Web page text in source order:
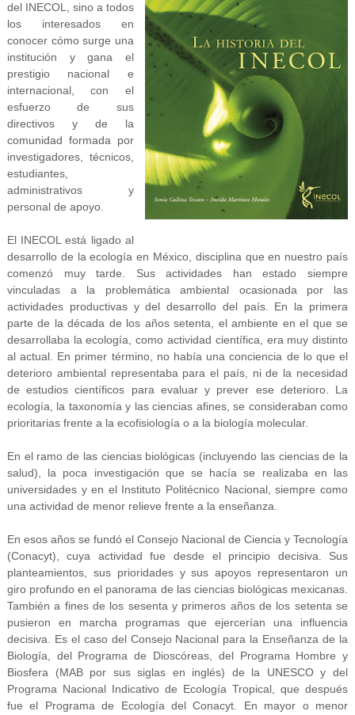
del INECOL, sino a todos
los interesados en
conocer cómo surge una
institución y gana el
prestigio nacional e
internacional, con el
esfuerzo de sus
directivos y de la
comunidad formada por
investigadores, técnicos,
estudiantes,
administrativos y
personal de apoyo.
El INECOL está ligado al
desarrollo de la ecología en México, disciplina que en nuestro país
comenzó muy tarde. Sus actividades han estado siempre
vinculadas a la problemática ambiental ocasionada por las
actividades productivas y del desarrollo del país. En la primera
parte de la década de los años setenta, el ambiente en el que se
desarrollaba la ecología, como actividad científica, era muy distinto
al actual. En primer término, no había una conciencia de lo que el
deterioro ambiental representaba para el país, ni de la necesidad
de estudios científicos para evaluar y prever ese deterioro. La
ecología, la taxonomía y las ciencias afines, se consideraban como
prioritarias frente a la ecofisiología o a la biología molecular.
En el ramo de las ciencias biológicas (incluyendo las ciencias de la
salud), la poca investigación que se hacía se realizaba en las
universidades y en el Instituto Politécnico Nacional, siempre como
una actividad de menor relieve frente a la enseñanza.
En esos años se fundó el Consejo Nacional de Ciencia y Tecnología
(Conacyt), cuya actividad fue desde el principio decisiva. Sus
planteamientos, sus prioridades y sus apoyos representaron un
giro profundo en el panorama de las ciencias biológicas mexicanas.
También a fines de los sesenta y primeros años de los setenta se
pusieron en marcha programas que ejercerían una influencia
decisiva. Es el caso del Consejo Nacional para la Enseñanza de la
Biología, del Programa de Dioscóreas, del Programa Hombre y
Biosfera (MAB por sus siglas en inglés) de la UNESCO y del
Programa Nacional Indicativo de Ecología Tropical, que después
fue el Programa de Ecología del Conacyt. En mayor o menor